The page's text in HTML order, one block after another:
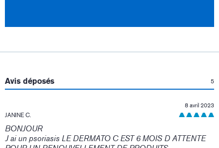
Avis déposés: 5
JANINE C.
8 avril 2023
BONJOUR
J ai un psoriasis LE DERMATO C EST 6 MOIS D ATTENTE